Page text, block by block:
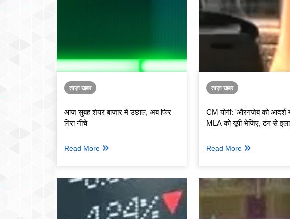
ताज़ा खबर
आज सुबह शेयर बाज़ार में उछाल, अब फिर
गिरा नीचे
Read More
ताज़ा खबर
CM योगी: 'औरंगजेब को आदर्श
MLA को यूपी भेजिए, ढंग से
Read More